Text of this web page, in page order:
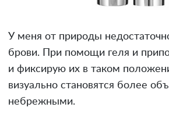
У меня от природы
брови. При помощи геля и
и фиксирую их в таком
визуально становятся более
небрежными.